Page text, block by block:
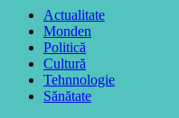
Actualitate
Monden
Politică
Cultură
Tehnnologie
Sănătate